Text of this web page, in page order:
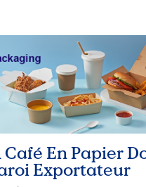
Café En Papier
Exportateur